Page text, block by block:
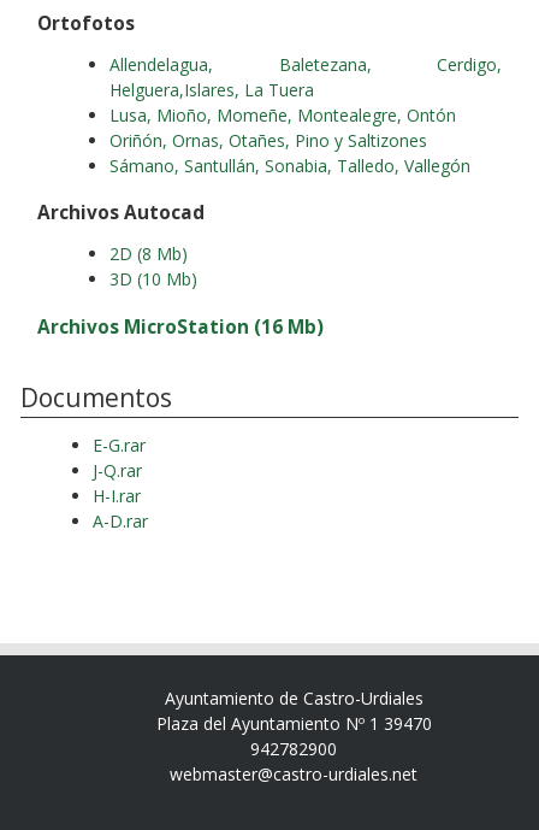
Ortofotos
Allendelagua, Baletezana, Cerdigo,
Helguera,Islares, La Tuera
Lusa, Mioño, Momeñe, Montealegre, Ontón
Oriñón, Ornas, Otañes, Pino y Saltizones
Sámano, Santullán, Sonabia, Talledo, Vallegón
Archivos Autocad
2D (8 Mb)
3D (10 Mb)
Archivos MicroStation (16 Mb)
Documentos
E-G.rar
J-Q.rar
H-I.rar
A-D.rar
Ayuntamiento de Castro-Urdiales
Plaza del Ayuntamiento Nº 1 39470
942782900
webmaster@castro-urdiales.net